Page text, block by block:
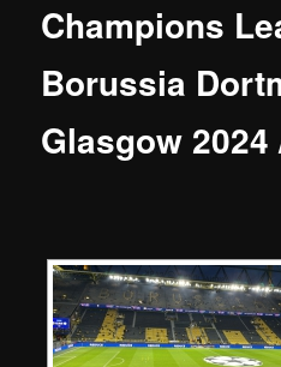
Champions
Borussia
Glasgow 2024